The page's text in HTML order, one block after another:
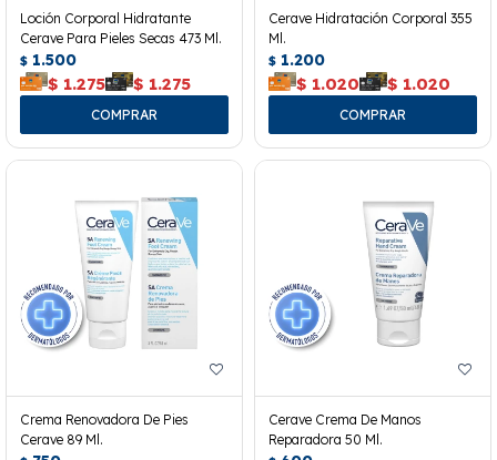
Loción Corporal Hidratante
Cerave Para Pieles Secas 473 Ml.
$ 1.500
$ 1.275 $ 1.275
Cerave Hidratación Corporal 355
Ml.
$ 1.200
$ 1.020 $ 1.020
Crema Renovadora De Pies
Cerave 89 Ml.
Cerave Crema De Manos
Reparadora 50 Ml.